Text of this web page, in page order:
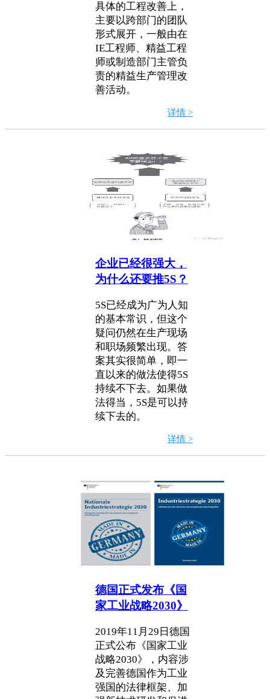
具体的工程改善上，
主要以跨部门的团队
形式展开，一般由在
IE工程师、精益工程
师或制造部门主管负
责的精益生产管理改
善活动。
详情 >
企业已经很强大，
为什么还要推5S？
5S已经成为广为人知
的基本常识，但这个
疑问仍然在生产现场
和职场频繁出现。答
案其实很简单，即一
直以来的做法使得5S
持续不下去。如果做
法得当，5S是可以持
续下去的。
详情 >
德国正式发布《国
家工业战略2030》
2019年11月29日德国
正式公布《国家工业
战略2030》，内容涉
及完善德国作为工业
强国的法律框架、加